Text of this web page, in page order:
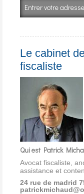
Le cabinet
fiscaliste
Qui est Patrick
Avocat fiscaliste,
assistance et
24 rue de madrid